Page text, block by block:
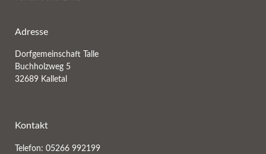
Adresse
Dorfgemeinschaft Talle
Buchholzweg 5
32689 Kalletal
Kontakt
Telefon: 05266 992199